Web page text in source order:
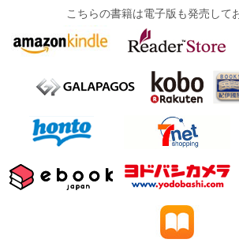
こちらの書籍は電子版も発売して